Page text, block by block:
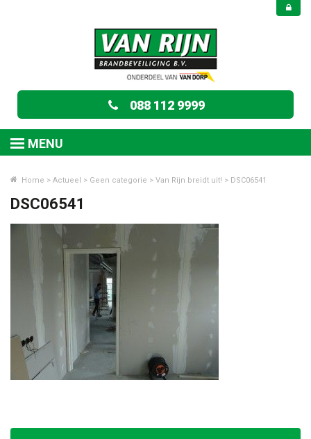
088 112 9999
MENU
Home > Actueel > Geen categorie > Van Rijn breidt uit! > DSC06541
DSC06541